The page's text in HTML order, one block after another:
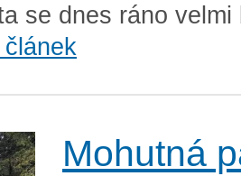
se dnes ráno velmi
Mohutná